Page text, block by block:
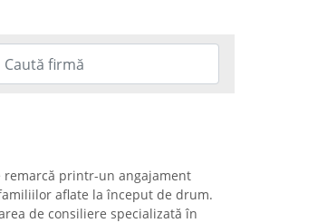
remarcă printr-un angajament
aflate la început de drum.
de consiliere specializată în